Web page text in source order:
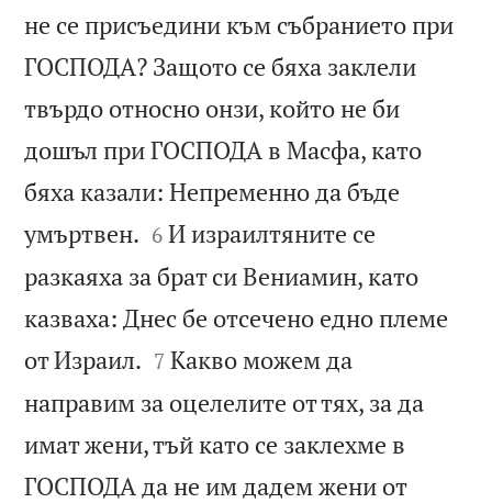
не се присъедини към събранието при
ГОСПОДА? Защото се бяха заклели
твърдо относно онзи, който не би
дошъл при ГОСПОДА в Масфа, като
бяха казали: Непременно да бъде
умъртвен. 

6 И израилтяните се
разкаяха за брат си Вениамин, като
казваха: Днес бе отсечено едно племе
от Израил. 

7 Какво можем да
направим за оцелелите от тях, за да
имат жени, тъй като се заклехме в
ГОСПОДА да не им дадем жени от